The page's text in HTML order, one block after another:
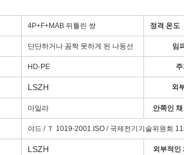
4P+F+MAB 뒤틀린 쌍 정격 온도
단단하거나 꼼짝 못하게 된 나동선 임
HD-PE
LSZH 외
마일라 안쪽인
야드 / Ｔ 1019-2001.ISO / 국제전기기술위원회
LSZH
외부적인